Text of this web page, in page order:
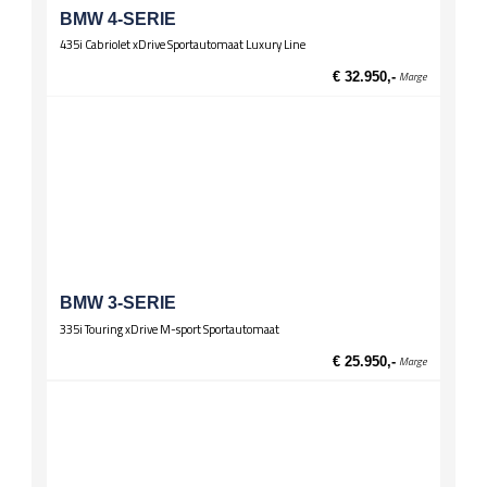
Wielen
Lichtmetalen velgen 17 inch
BMW 4-SERIE
435i Cabriolet xDrive Sportautomaat Luxury Line
€ 32.950,- Marge
BMW 3-SERIE
335i Touring xDrive M-sport Sportautomaat
€ 25.950,- Marge